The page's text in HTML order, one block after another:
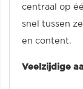
centraal op
snel tussen
en content.
Veelzijdige